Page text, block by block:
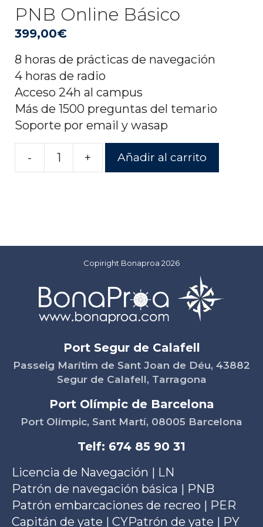
PNB Online Básico
399,00€
8 horas de prácticas de navegación
4 horas de radio
Acceso 24h al campus
Más de 1500 preguntas del temario
Soporte por email y wasap
-
PNB
+ Añadir al carrito
Copiright Bonaproa 2026
Port Segur de Calafell
Passeig Marítim de Sant Joan de Déu, 43882
Segur de Calafell, Tarragona
Port Olímpic de Barcelona
Port Olímpic, Sant Martí, 08005 Barcelona
Telf: 674 85 90 31
Licencia de Navegación | LN
Patrón de navegación básica | PNB
Patrón embarcaciones de recreo | PER
Capitán de yate | CYPatrón de yate | PY